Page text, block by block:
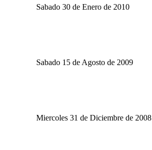
Sabado 30 de Enero de 2010
Sabado 15 de Agosto de 2009
Miercoles 31 de Diciembre de 2008